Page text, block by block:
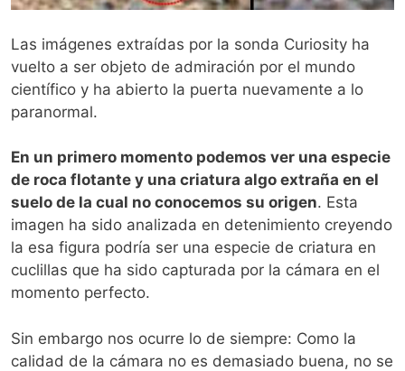
Las imágenes extraídas por la sonda Curiosity ha
vuelto a ser objeto de admiración por el mundo
científico y ha abierto la puerta nuevamente a lo
paranormal.
En un primero momento podemos ver una especie
de roca flotante y una criatura algo extraña en el
suelo de la cual no conocemos su origen. Esta
imagen ha sido analizada en detenimiento creyendo
la esa figura podría ser una especie de criatura en
cuclillas que ha sido capturada por la cámara en el
momento perfecto.
Sin embargo nos ocurre lo de siempre: Como la
calidad de la cámara no es demasiado buena, no se